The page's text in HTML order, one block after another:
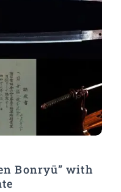
Bonryū” with